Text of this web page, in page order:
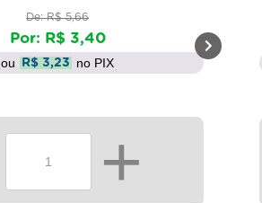
De: R$ 5,66
Por: R$ 3,40
ou R$ 3,23 no PIX
+